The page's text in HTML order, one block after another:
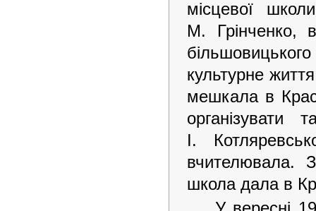
місцевої
М. Грінченко,
культурне
мешкала в
І.
вчителювала.
школа дала в